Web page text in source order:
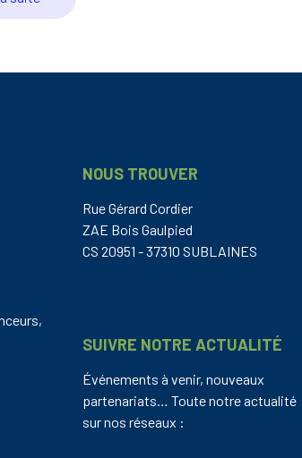
NOUS TROUVER
Rue Gérard Cordier
ZAE Bois Gaulpied
CS 20951 - 37310 SUBLAINES
SUIVRE NOTRE ACTUALITÉ
Événements à venir, nouveaux
partenariats… Toute notre actualité
sur nos réseaux :